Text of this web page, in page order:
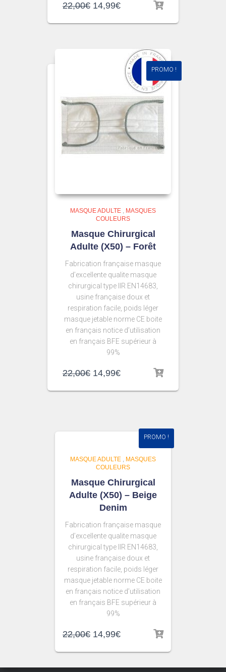
22,00€ 14,99€
PROMO !
MASQUE ADULTE , MASQUES
COULEURS
Masque Chirurgical
Adulte (X50) – Forêt
Fabrication française masque
d’excellente qualite masque
chirurgical type IIR EN14683,
usine française doux et
respiration facile, poids léger
masque jetable norme CE boite
en français notice d’utilisation
en français BFE supérieur à
99%
22,00€ 14,99€
PROMO !
MASQUE ADULTE , MASQUES
COULEURS
Masque Chirurgical
Adulte (X50) – Beige
Denim
Fabrication française masque
d’excellente qualite masque
chirurgical type IIR EN14683,
usine française doux et
respiration facile, poids léger
masque jetable norme CE boite
en français notice d’utilisation
en français BFE supérieur à
99%
22,00€ 14,99€